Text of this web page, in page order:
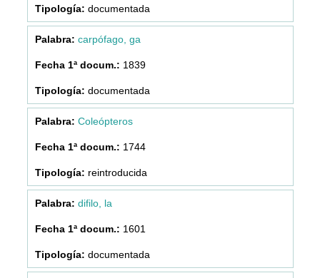
documentada
carpófago, ga
1839
documentada
Coleópteros
1744
reintroducida
difilo, la
1601
documentada